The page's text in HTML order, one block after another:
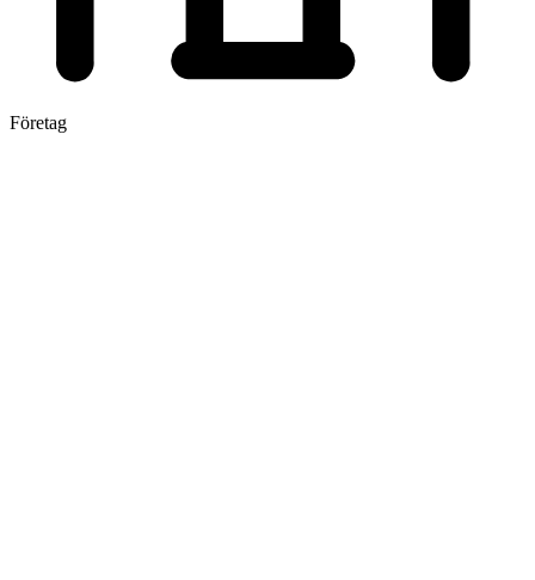
Företag